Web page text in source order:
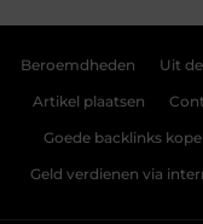
Beroemdheden Uit
Artikel plaatsen
Goede backlinks
Geld verdienen via